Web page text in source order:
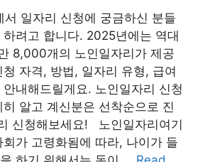
서 일자리 신청에 궁금하신 분들
려고 합니다. 2025년에는 역대
8,000개의 노인일자리가 제공
자격, 방법, 일자리 유형, 급여
내해드릴게요. 노인일자리 신청
알고 계신분은 선착순으로 진
신청해보세요! 노인일자리여기
가 고령화됨에 따라, 나이가 들